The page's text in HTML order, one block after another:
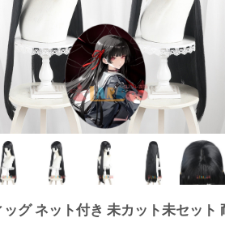
グ ネット付き 未カット未セッ